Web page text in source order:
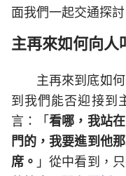
面我們一起交通探討
主再來如何向人
主再來到底如
到我們能否迎接到
言：「看哪，我站
門的，我要進到他
席。 」從中看到，